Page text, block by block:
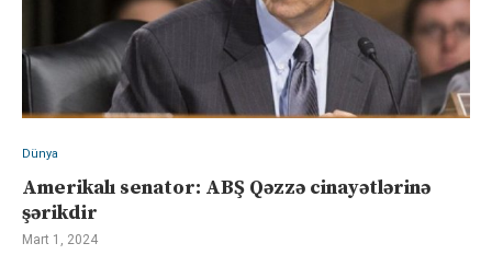
Dünya
Amerikalı senator: ABŞ Qəzzə cinayətlərinə
şərikdir
Mart 1, 2024